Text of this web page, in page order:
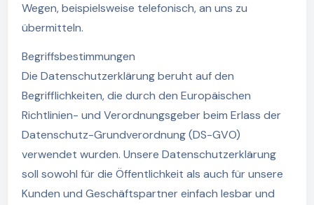
Wegen, beispielsweise telefonisch, an uns zu
übermitteln.
Begriffsbestimmungen
Die Datenschutzerklärung beruht auf den
Begrifflichkeiten, die durch den Europäischen
Richtlinien- und Verordnungsgeber beim Erlass der
Datenschutz-Grundverordnung (DS-GVO)
verwendet wurden. Unsere Datenschutzerklärung
soll sowohl für die Öffentlichkeit als auch für unsere
Kunden und Geschäftspartner einfach lesbar und